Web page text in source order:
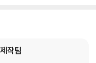
작팀